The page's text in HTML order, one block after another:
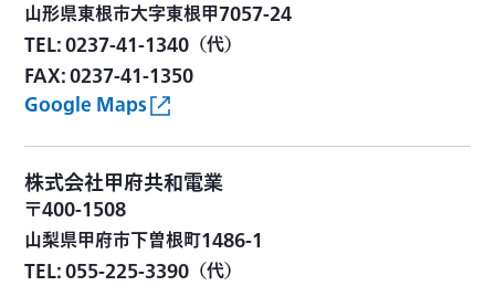
山形県東根市大字東根甲7057-24
TEL: 0237-41-1340（代）
FAX: 0237-41-1350
Google Maps
株式会社甲府共和電業
〒400-1508
山梨県甲府市下曽根町1486-1
TEL: 055-225-3390（代）